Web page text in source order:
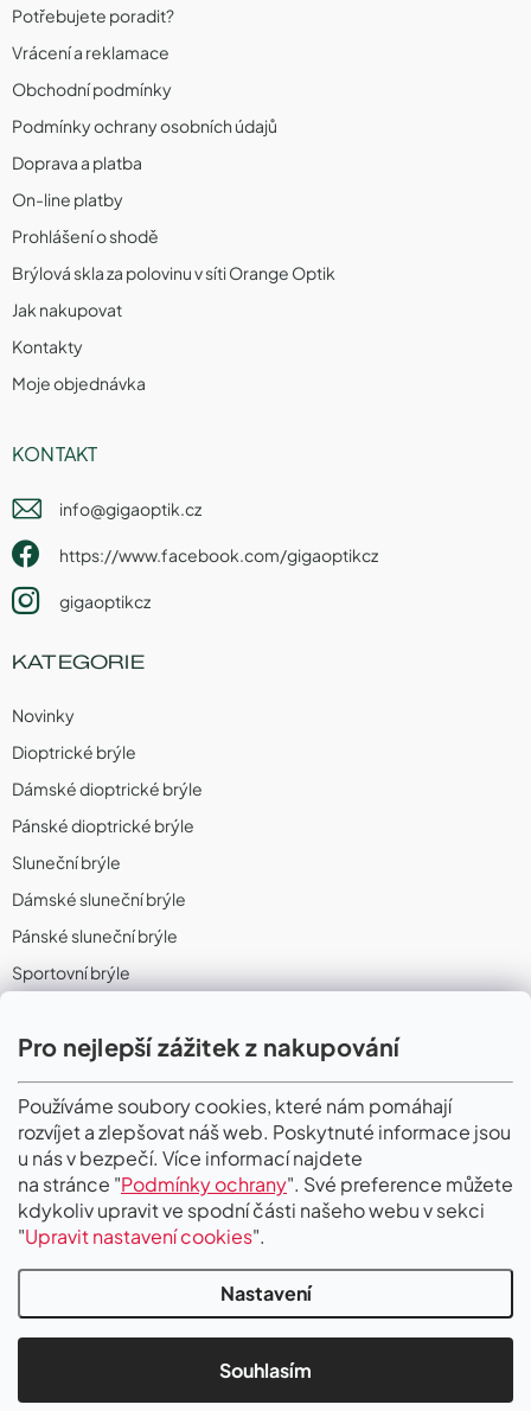
Pro nejlepší zážitek z nakupování
Používáme soubory cookies, které nám pomáhají
rozvíjet a zlepšovat náš web. Poskytnuté informace jsou
u nás v bezpečí. Více informací najdete
na stránce "Podmínky ochrany". Své preference můžete
kdykoliv upravit ve spodní části našeho webu v sekci
"Upravit nastavení cookies".
Nastavení
Souhlasím
Potřebujete poradit?
Vrácení a reklamace
Obchodní podmínky
Podmínky ochrany osobních údajů
Doprava a platba
On-line platby
Prohlášení o shodě
Brýlová skla za polovinu v síti Orange Optik
Jak nakupovat
Kontakty
Moje objednávka
KONTAKT
info@gigaoptik.cz
https://www.facebook.com/gigaoptikcz
gigaoptikcz
KATEGORIE
Novinky
Dioptrické brýle
Dámské dioptrické brýle
Pánské dioptrické brýle
Sluneční brýle
Dámské sluneční brýle
Pánské sluneční brýle
Sportovní brýle
Sportovní dioptrické brýle
II. Jakost
PŘIJÍMÁME ONLINE PLATBY
Copyright 2026Gigaoptik. Všechna práva vyhrazena.Upravit nastavení
cookies